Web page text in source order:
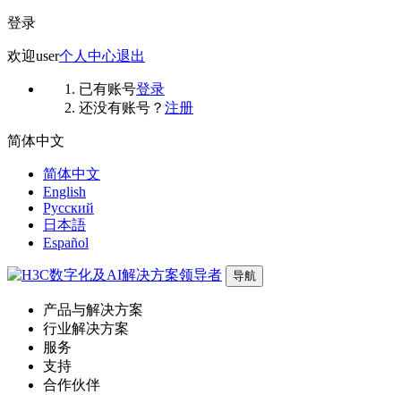
登录
欢迎user个人中心退出
已有账号登录
还没有账号？ 注册
简体中文
简体中文
English
Русский
日本語
Español
导航
产品与解决方案
行业解决方案
服务
支持
合作伙伴